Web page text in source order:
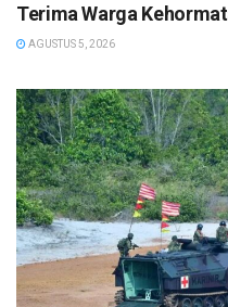
Terima Warga
AGUSTUS 5, 2026